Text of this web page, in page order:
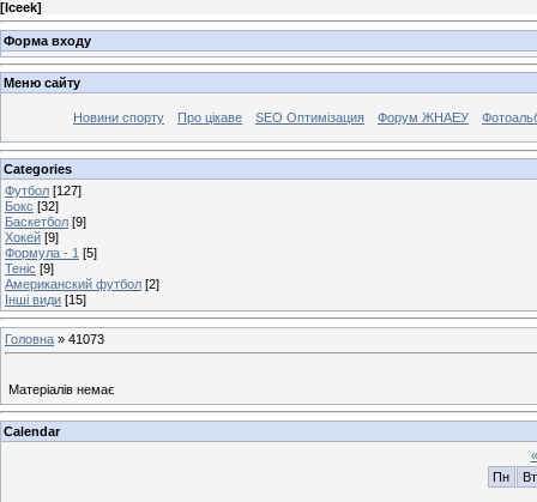
[Iceek]
Форма входу
Меню сайту
Новини спорту Про цікаве SEO Оптимізация Форум ЖНАЕУ
Categories
Футбол [127]
Бокс [32]
Баскетбол [9]
Хокей [9]
Формула - 1 [5]
Теніс [9]
Американский футбол [2]
Інші види [15]
Головна » 41073
Матеріалів немає
Calendar
«
Пн
Вт